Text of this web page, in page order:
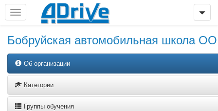
Бобруйская автомобильная школа
Об организации
Категории
Группы обучения